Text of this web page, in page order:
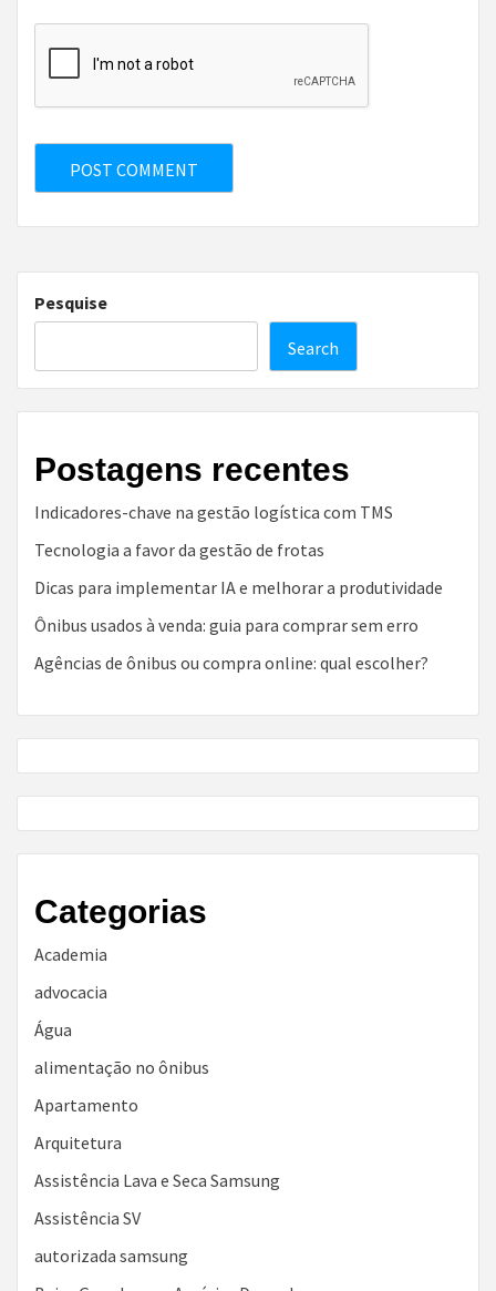
Pesquise
Search
Postagens recentes
Indicadores-chave na gestão logística com TMS
Tecnologia a favor da gestão de frotas
Dicas para implementar IA e melhorar a produtividade
Ônibus usados à venda: guia para comprar sem erro
Agências de ônibus ou compra online: qual escolher?
Categorias
Academia
advocacia
Água
alimentação no ônibus
Apartamento
Arquitetura
Assistência Lava e Seca Samsung
Assistência SV
autorizada samsung